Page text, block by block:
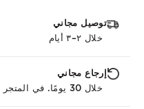
توصيل مجاني
خلال ٢–٣ أيام
إرجاع مجاني
خلال 30 يومًا. في المتجر أو عبر الإنترنت.